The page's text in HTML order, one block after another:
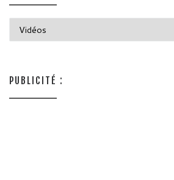
PUBLICITÉ :